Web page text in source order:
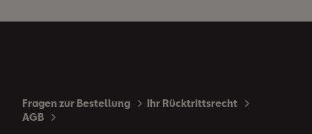
Fragen zur Bestellung
Ihr Rücktrittsrecht
AGB